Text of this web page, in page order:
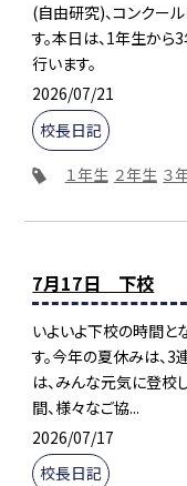
(自由研究)、コンクー
す。本日は、1年生から
行います。
2026/07/21
校長日記
１年生 ２年生 ３
7月17日 下校
いよいよ下校の時間と
す。今年の夏休みは、
は、みんな元気に登校
間、様々なご協...
2026/07/17
校長日記